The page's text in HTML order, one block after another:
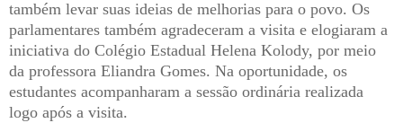
também levar suas ideias de melhorias para o povo. Os
parlamentares também agradeceram a visita e elogiaram a
iniciativa do Colégio Estadual Helena Kolody, por meio
da professora Eliandra Gomes. Na oportunidade, os
estudantes acompanharam a sessão ordinária realizada
logo após a visita.